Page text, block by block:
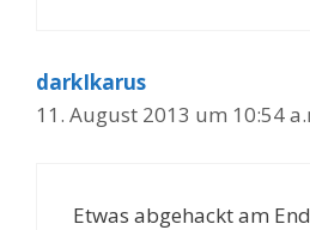
darkIkarus
11. August 2013 um 10:54
Etwas abgehackt am